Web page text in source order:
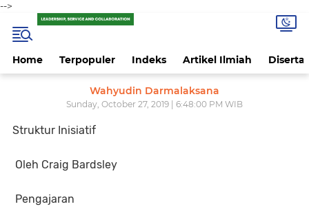
-->
Home Terpopuler Indeks Artikel Ilmiah
Wahyudin Darmalaksana
Sunday, October 27, 2019 | 6:48:00 PM WIB
Struktur Inisiatif
Oleh Craig Bardsley
Pengajaran